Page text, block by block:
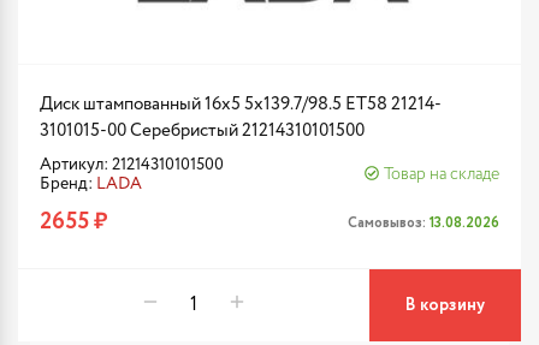
Диск штампованный 16x5 5x139.7/98.5 ET58 21214-
3101015-00 Серебристый 21214310101500
Артикул: 21214310101500
Бренд: LADA
Товар на складе
2655 ₽ Самовывоз: 13.08.2026
В корзину